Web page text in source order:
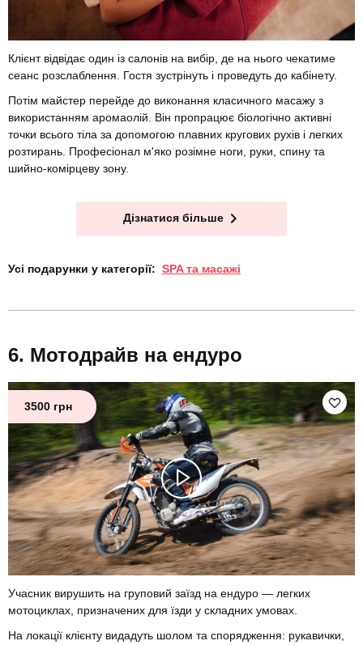
Клієнт відвідає один із салонів на вибір, де на нього чекатиме
сеанс розслаблення. Гостя зустрінуть і проведуть до кабінету.
Потім майстер перейде до виконання класичного масажу з
використанням аромаолій. Він пропрацює біологічно активні
точки всього тіла за допомогою плавних кругових рухів і легких
розтирань. Професіонал м'яко розімне ноги, руки, спину та
шийно-комірцеву зону.
Дізнатися більше
Усі подарунки у категорії: SPA та масажі
Мотодрайв на ендуро
3500 грн
Учасник вирушить на груповий заїзд на ендуро — легких
мотоциклах, призначених для їзди у складних умовах.
На локації клієнту видадуть шолом та спорядження: рукавички,